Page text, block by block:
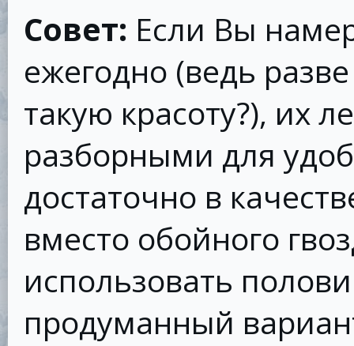
Совет: Если Вы
ежегодно (ведь
такую красоту?), их
разборными для
достаточно в
вместо обойного
использовать
продуманный